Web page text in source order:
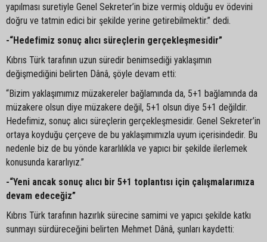
yapılması suretiyle Genel Sekreter’in bize vermiş olduğu ev ödevini
doğru ve tatmin edici bir şekilde yerine getirebilmektir.” dedi.
-“Hedefimiz sonuç alıcı süreçlerin gerçekleşmesidir”
Kıbrıs Türk tarafının uzun süredir benimsediği yaklaşımın
değişmediğini belirten Dânâ, şöyle devam etti:
“Bizim yaklaşımımız müzakereler bağlamında da, 5+1 bağlamında da
müzakere olsun diye müzakere değil, 5+1 olsun diye 5+1 değildir.
Hedefimiz, sonuç alıcı süreçlerin gerçekleşmesidir. Genel Sekreter’in
ortaya koyduğu çerçeve de bu yaklaşımımızla uyum içerisindedir. Bu
nedenle biz de bu yönde kararlılıkla ve yapıcı bir şekilde ilerlemek
konusunda kararlıyız.”
-“Yeni ancak sonuç alıcı bir 5+1 toplantısı için çalışmalarımıza
devam edeceğiz”
Kıbrıs Türk tarafının hazırlık sürecine samimi ve yapıcı şekilde katkı
sunmayı sürdüreceğini belirten Mehmet Dânâ, şunları kaydetti: